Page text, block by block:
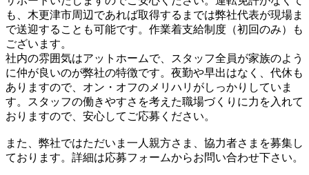
も、木更津市周辺であれば取得するまでは弊社代表が現場ま
で送迎することも可能です。作業着支給制度（初回のみ）も
ございます。
社内の雰囲気はアットホームで、スタッフ全員が家族のよう
に仲が良いのが弊社の特徴です。夜勤や早出はなく、代休も
ありますので、オン・オフのメリハリがしっかりしていま
す。スタッフの働きやすさを考えた職場づくりに力を入れて
おりますので、安心してご応募ください。
また、弊社ではただいま一人親方さま、協力者さまを募集し
ております。詳細は応募フォームからお問い合わせ下さい。